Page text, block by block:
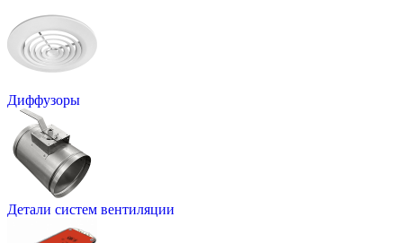
Диффузоры
Детали систем вентиляции